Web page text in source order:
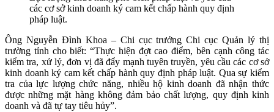
các cơ sở kinh doanh ký cam kết chấp hành quy định
pháp luật.
Ông Nguyễn Đình Khoa – Chi cục trưởng Chi cục Quản lý thị
trường tỉnh cho biết: “Thực hiện đợt cao điểm, bên cạnh công tác
kiểm tra, xử lý, đơn vị đã đẩy mạnh tuyên truyền, yêu cầu các cơ sở
kinh doanh ký cam kết chấp hành quy định pháp luật. Qua sự kiểm
tra của lực lượng chức năng, nhiều hộ kinh doanh đã nhận thức
được những mặt hàng không đảm bảo chất lượng, quy định kinh
doanh và đã tự tay tiêu hủy”.